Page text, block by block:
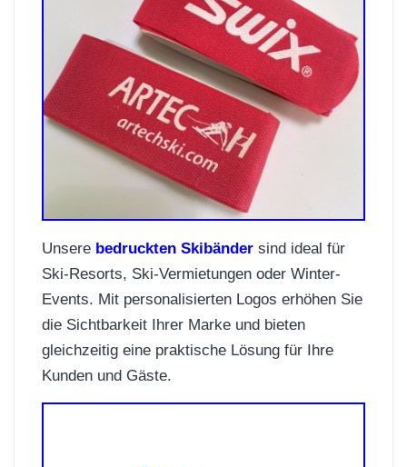
Unsere bedruckten Skibänder sind ideal für
Ski-Resorts, Ski-Vermietungen oder Winter-
Events. Mit personalisierten Logos erhöhen Sie
die Sichtbarkeit Ihrer Marke und bieten
gleichzeitig eine praktische Lösung für Ihre
Kunden und Gäste.